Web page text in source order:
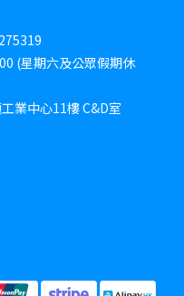
(星期六及公眾假期休
業中心11樓 C&D室